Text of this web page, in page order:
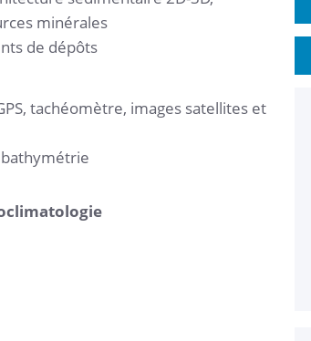
minérales
de dépôts
tachéomètre, images satellites et
bathymétrie